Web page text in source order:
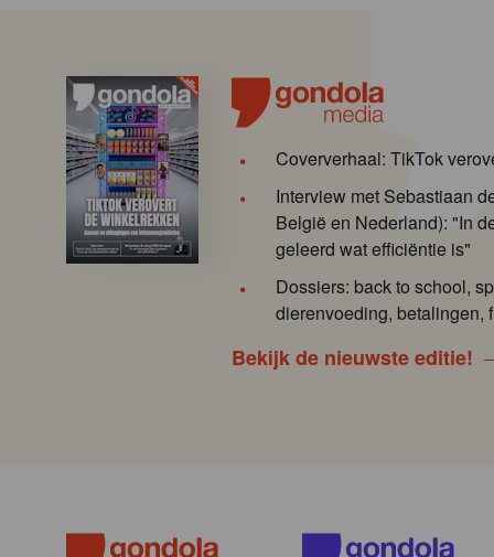
Coververhaal: TikTok
Interview met Sebastiaan
België en Nederland): "In
geleerd wat efficiëntie is"
Dossiers: back to school,
dierenvoeding, betalingen,
Bekijk de nieuwste editie!